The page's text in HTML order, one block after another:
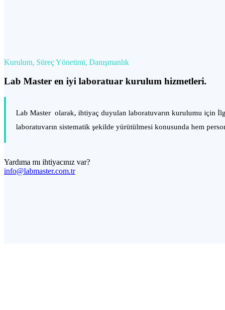
Kurulum, Süreç Yönetimi, Danışmanlık
Lab Master en iyi laboratuar kurulum hizmetleri.
Lab Master olarak, ihtiyaç duyulan laboratuvarın kurulumu için
laboratuvarın sistematik şekilde yürütülmesi konusunda hem
Yardıma mı ihtiyacınız var?
info@labmaster.com.tr